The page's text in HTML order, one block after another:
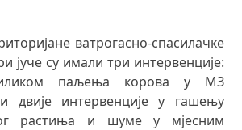
ватрогасно-спасилачке
јуче су имали три интервенције:
паљења корова у МЗ
двије интервенције у гашењу
растиња и шуме у мјесним